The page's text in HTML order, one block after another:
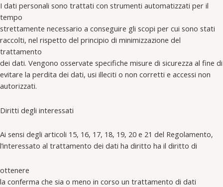
I dati personali sono trattati con strumenti automatizzati per il
tempo
strettamente necessario a conseguire gli scopi per cui sono stati
raccolti, nel rispetto del principio di minimizzazione del
trattamento
dei dati. Vengono osservate specifiche misure di sicurezza al fine di
evitare la perdita dei dati, usi illeciti o non corretti e accessi non
autorizzati.
Diritti degli interessati
Ai sensi degli articoli 15, 16, 17, 18, 19, 20 e 21 del Regolamento,
l’interessato al trattamento dei dati ha diritto ha il diritto di
ottenere
la conferma che sia o meno in corso un trattamento di dati